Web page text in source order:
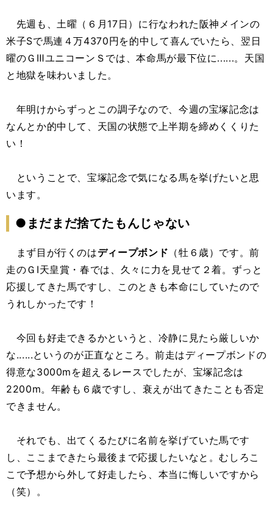
先週も、土曜（６月17日）に行なわれた阪神メインの
米子Sで馬連４万4370円を的中して喜んでいたら、翌日
曜のＧⅢユニコーンＳでは、本命馬が最下位に......。天国
と地獄を味わいました。
年明けからずっとこの調子なので、今週の宝塚記念は
なんとか的中して、天国の状態で上半期を締めくくりた
い！
ということで、宝塚記念で気になる馬を挙げたいと思
います。
●まだまだ捨てたもんじゃない
まず目が行くのはディープボンド （牡６歳）です。前
走のＧⅠ天皇賞・春では、久々に力を見せて２着。ずっと
応援してきた馬ですし、このときも本命にしていたので
うれしかったです！
今回も好走できるかというと、冷静に見たら厳しいか
な......というのが正直なところ。前走はディープボンドの
得意な3000mを超えるレースでしたが、宝塚記念は
2200m。年齢も６歳ですし、衰えが出てきたことも否定
できません。
それでも、出てくるたびに名前を挙げていた馬です
し、ここまできたら最後まで応援したいなと。むしろこ
こで予想から外して好走したら、本当に悔しいですから
（笑）。